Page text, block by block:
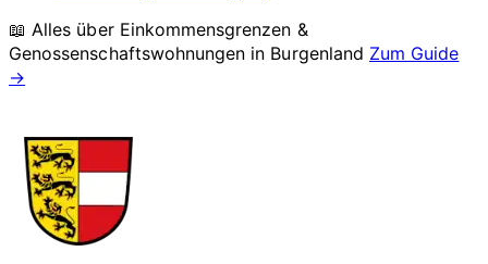
📖 Alles über Einkommensgrenzen &
Genossenschaftswohnungen in Burgenland Zum Guide
→